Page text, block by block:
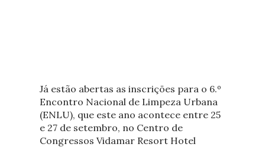
Já estão abertas as inscrições para o 6.º
Encontro Nacional de Limpeza Urbana
(ENLU), que este ano acontece entre 25
e 27 de setembro, no Centro de
Congressos Vidamar Resort Hotel